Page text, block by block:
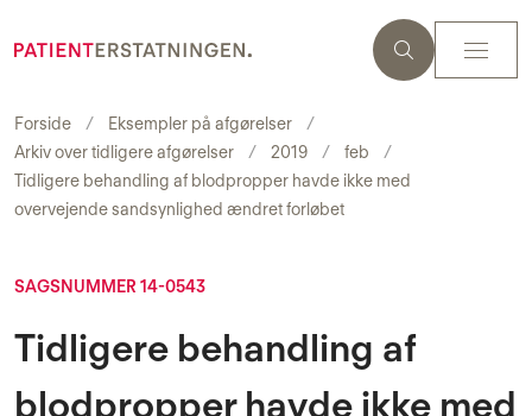
Forside
Eksempler på afgørelser
Arkiv over tidligere afgørelser
2019
feb
Tidligere behandling af blodpropper havde ikke med
overvejende sandsynlighed ændret forløbet
SAGSNUMMER 14-0543
Tidligere behandling af
blodpropper havde ikke med